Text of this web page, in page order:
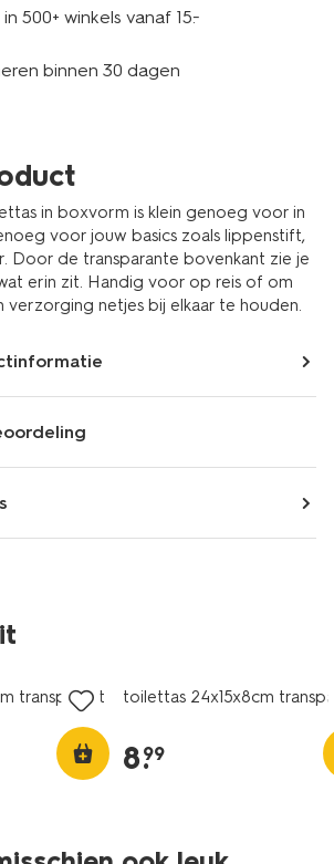
500+ winkels vanaf 15.-
binnen 30 dagen
in boxvorm is klein genoeg voor in
voor jouw basics zoals lippenstift,
Door de transparante bovenkant zie je
erin zit. Handig voor op reis of om
verzorging netjes bij elkaar te houden.
transparant toilettas 24x15x8cm
8.
99